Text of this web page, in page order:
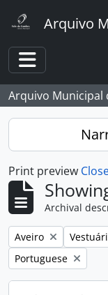
Arquivo
Toggle
Arquivo Municipal
Print preview
Archival
Remove filter:
Aveiro Remove
Remove filter:
Portuguese